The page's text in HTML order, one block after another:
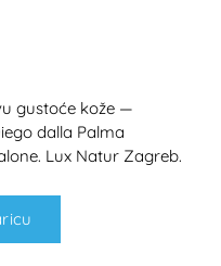
gustoće kože —
dalla Palma
Lux Natur Zagreb.